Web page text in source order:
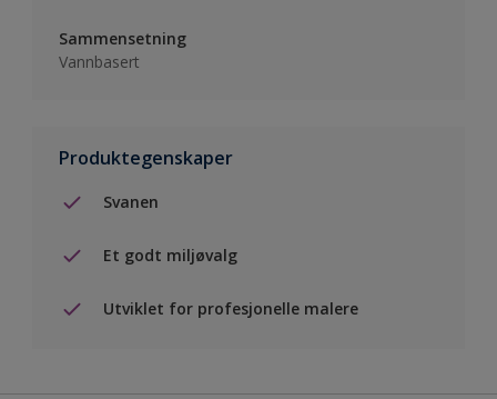
Sammensetning
Vannbasert
Produktegenskaper
Svanen
Et godt miljøvalg
Utviklet for profesjonelle malere